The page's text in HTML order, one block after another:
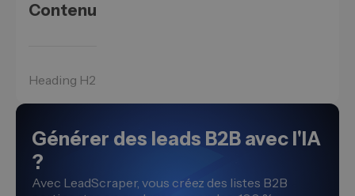
Contenu
Heading H2
Générer des leads B2B avec l'IA
?
Avec LeadScraper, vous créez des listes B2B